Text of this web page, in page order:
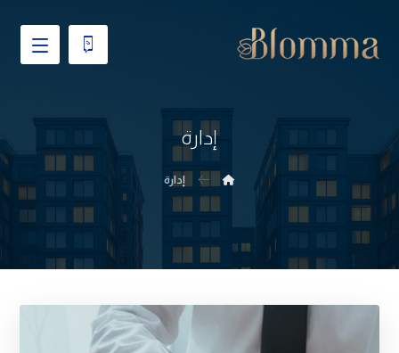
إدارة
إدارة